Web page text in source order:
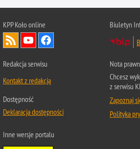
KPP Koło online
Biuletyn
Redakcja serwisu
Kontakt z redakcją
Dostępność
Deklaracja dostępności
Nota
Chcesz
z serwisu
Zapoznaj
Polityka
Inne wersje portalu